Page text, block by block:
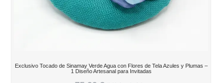
Exclusivo Tocado de Sinamay Verde Agua con Flores de Tela Azules y Plumas –
1 Diseño Artesanal para Invitadas